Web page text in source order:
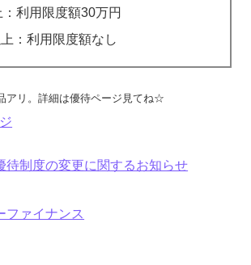
利用限度額30万円
：利用限度額なし
アリ。詳細は優待ページ見てね☆
待制度の変更に関するお知らせ
ファイナンス